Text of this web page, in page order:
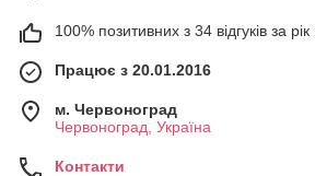
100% позитивних з 34 відгуків за рік
Працює з 20.01.2016
м. Червоноград
Червоноград, Україна
Контакти